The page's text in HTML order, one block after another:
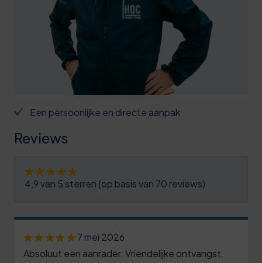
Een persoonlijke en directe aanpak
Reviews
4,9 van 5 sterren (op basis van 70 reviews)
7 mei 2026
Absoluut een aanrader. Vriendelijke ontvangst.